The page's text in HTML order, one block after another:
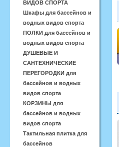
ВИДОВ СПОРТА
Шкафы для бассейнов и
водных видов спорта
ПОЛКИ для бассейнов и
водных видов спорта
ДУШЕВЫЕ И
САНТЕХНИЧЕСКИЕ
ПЕРЕГОРОДКИ для
бассейнов и водных
видов спорта
КОРЗИНЫ для
бассейнов и водных
видов спорта
Тактильная плитка для
бассейнов